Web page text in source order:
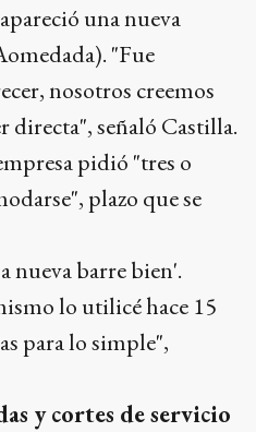
una nueva
"Fue
nosotros creemos
directa", señaló Castilla.
pidió "tres o
plazo que se
nueva barre bien'.
lo utilicé hace 15
para lo simple",
y cortes de servicio